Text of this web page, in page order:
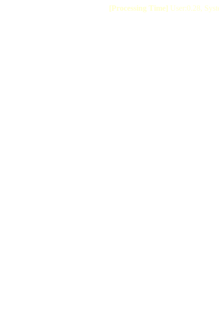
[Processing Time] User:0.28,